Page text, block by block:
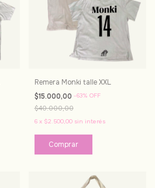
Remera Monki talle XXL
$15.000,00 -63% OFF
$40.000,00
6 x $2.500,00 sin interés